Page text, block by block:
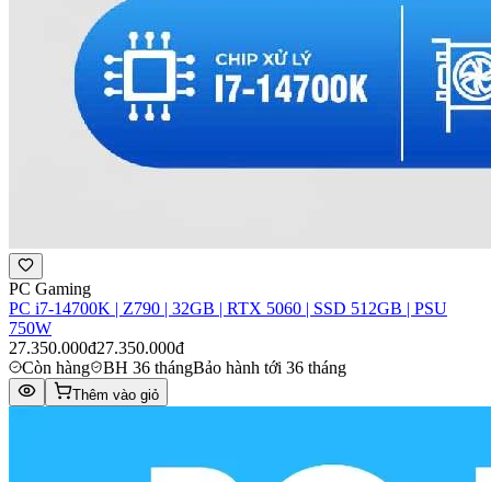
PC Gaming
PC i7-14700K | Z790 | 32GB | RTX 5060 | SSD 512GB | PSU
750W
27.350.000đ27.350.000đ
Còn hàng
BH 36 thángBảo hành tới 36 tháng
Thêm vào giỏ